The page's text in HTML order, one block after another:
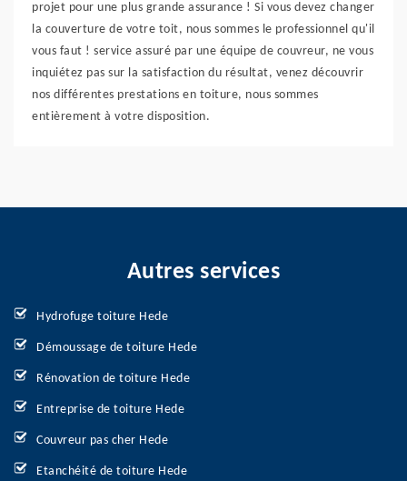
projet pour une plus grande assurance ! Si vous devez changer
la couverture de votre toit, nous sommes le professionnel qu'il
vous faut ! service assuré par une équipe de couvreur, ne vous
inquiétez pas sur la satisfaction du résultat, venez découvrir
nos différentes prestations en toiture, nous sommes
entièrement à votre disposition.
Autres services
Hydrofuge toiture Hede
Démoussage de toiture Hede
Rénovation de toiture Hede
Entreprise de toiture Hede
Couvreur pas cher Hede
Etanchéité de toiture Hede